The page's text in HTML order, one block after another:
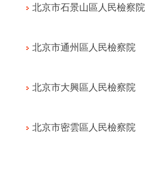
北京市石景山區人民檢察院
北京市通州區人民檢察院
北京市大興區人民檢察院
北京市密雲區人民檢察院